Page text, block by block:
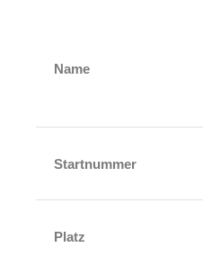
Name
Startnummer
Platz